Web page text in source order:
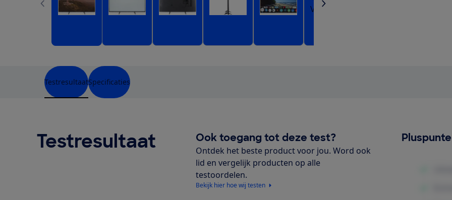
TestresultaatSpecificaties
Testresultaat Ook toegang tot deze test?
Ontdek het beste product voor jou. Word ook
lid en vergelijk producten op alle
testoordelen.
Bekijk hier hoe wij testen